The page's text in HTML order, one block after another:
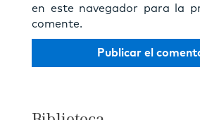
en este navegador para la
comente.